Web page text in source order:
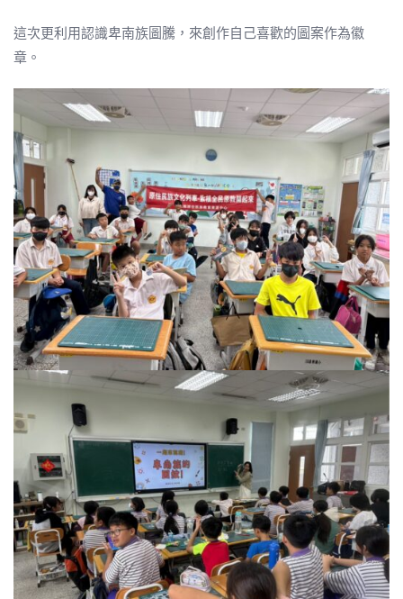
這次更利用認識卑南族圖騰，來創作自己喜歡的圖案作為徽
章。